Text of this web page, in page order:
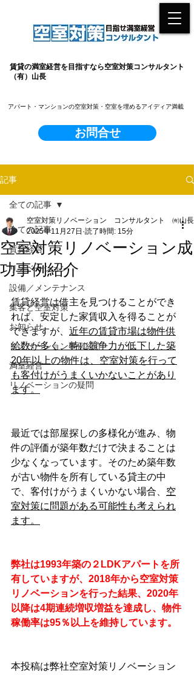
賃貸の満室経営を目指すなら空室対策コンサルタント
（有）山長
お問合せ
​アパート・マンションの空室対策・空室を埋めるアイディア満載
記事
全ての記事
賃貸経営
リノベーション
設備／メンテナンス
集客と空室対策
お知らせ
リノベーション事例紹介
満室経営
リノベーションの疑問
全ての記事
空室対策リノベーション成
功事例紹介
空室対策リノベーション コンサルタント ㈲山長
2025年11月27日 読了時間: 15分
賃貸経営は借主を見つけることができ
れば、安定した家賃収入を得ることが
できますが、 近年の賃貸市場は物件供
給数が多く、特に競争力が低下した築
20年以上の物件は、空室対策を行って
も客付けがうまくいかないことがあり
ます。
最近では部屋探しの多様化が進み、物
件の評価が築年数だけで決まることは
少なくなっています。そのため築年数
が古い物件を所有している貸主の中
で、客付けがうまくいかない場合、 空
室対策に問題がある可能性も考えられ
ます。
弊社は1993年築の２LDKアパートを所
有していますが、2018年から空室対策
リノベーションを行った結果、2020年
以降は4期連続増収増益を達成し、物件
稼働率は95％以上を維持しています。
本投稿は弊社空室対策リノベーション